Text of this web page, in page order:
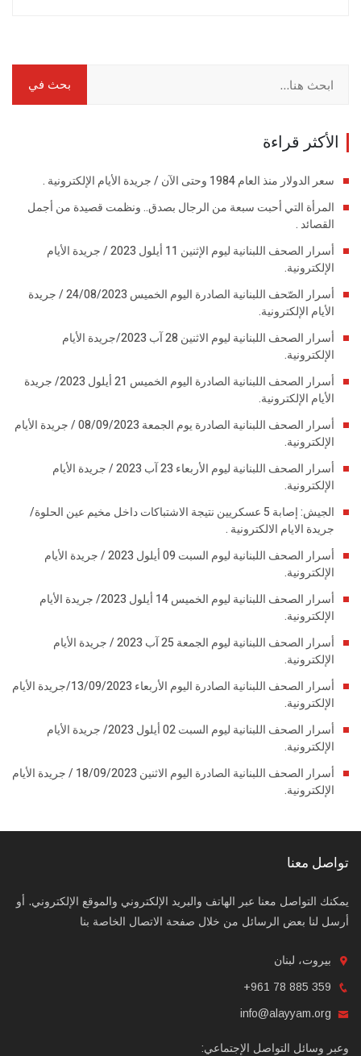
الأكثر قراءة
سعر الدولار منذ العام 1984 وحتى الآن / جريدة الأيام الإلكترونية .
المرأة التي أحبت سبعة من الرجال بصدق.. ونظمت قصيدة من أجمل
القصائد .
أسرار الصحف اللبنانية ليوم الإثنين 11 أيلول 2023 / جريدة الأيام
الإلكترونية.
أسرار الصّحف اللبنانية الصادرة اليوم الخميس 24/08/2023 / جريدة
الأيام الإلكترونية.
أسرار الصحف اللبنانية ليوم الاثنين 28 آب 2023/جريدة الأيام
الإلكترونية.
أسرار الصحف اللبنانية الصادرة اليوم الخميس 21 أيلول 2023/ جريدة
الأيام الإلكترونية.
أسرار الصحف اللبنانية الصادرة يوم الجمعة 08/09/2023 / جريدة الأيام
الإلكترونية.
أسرار الصحف اللبنانية ليوم الأربعاء 23 آب 2023 / جريدة الأيام
الإلكترونية.
الجيش: إصابة 5 عسكريين نتيجة الاشتباكات داخل مخيم عين الحلوة/
جريدة الايام الالكترونية .
أسرار الصحف اللبنانية ليوم السبت 09 أيلول 2023 / جريدة الأيام
الإلكترونية.
أسرار الصحف اللبنانية ليوم الخميس 14 أيلول 2023/ جريدة الأيام
الإلكترونية.
أسرار الصحف اللبنانية ليوم الجمعة 25 آب 2023 / جريدة الأيام
الإلكترونية.
أسرار الصحف اللبنانية الصادرة اليوم الأربعاء 13/09/2023/جريدة الأيام
الإلكترونية.
أسرار الصحف اللبنانية ليوم السبت 02 أيلول 2023/ جريدة الأيام
الإلكترونية.
أسرار الصحف اللبنانية الصادرة اليوم الاثنين 18/09/2023 / جريدة الأيام
الإلكترونية.
تواصل معنا
يمكنك التواصل معنا عبر الهاتف والبريد الإلكتروني والموقع الإلكتروني. أو
أرسل لنا بعض الرسائل من خلال صفحة الاتصال الخاصة بنا
بيروت، لبنان
+961 78 885 359
info@alayyam.org
وعبر وسائل التواصل الإجتماعي: